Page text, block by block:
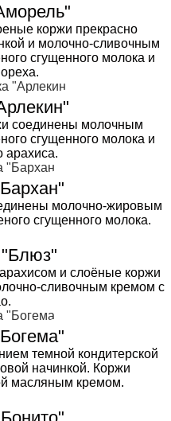
коржи прекрасно
и молочно-сливочным
сгущенного молока и
соединены молочным
сгущенного молока и
арахиса.
молочно-жировым
сгущенного молока.
и слоёные коржи
сливочным кремом с
темной кондитерской
начинкой. Коржи
масляным кремом.